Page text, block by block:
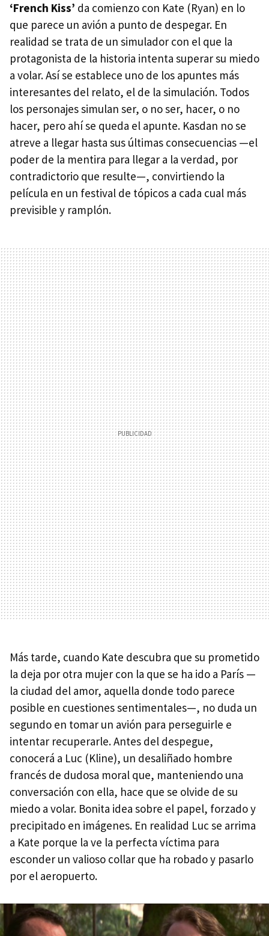
‘French Kiss’ da comienzo con Kate (Ryan) en lo
que parece un avión a punto de despegar. En
realidad se trata de un simulador con el que la
protagonista de la historia intenta superar su miedo
a volar. Así se establece uno de los apuntes más
interesantes del relato, el de la simulación. Todos
los personajes simulan ser, o no ser, hacer, o no
hacer, pero ahí se queda el apunte. Kasdan no se
atreve a llegar hasta sus últimas consecuencias —el
poder de la mentira para llegar a la verdad, por
contradictorio que resulte—, convirtiendo la
película en un festival de tópicos a cada cual más
previsible y ramplón.
Más tarde, cuando Kate descubra que su prometido
la deja por otra mujer con la que se ha ido a París —
la ciudad del amor, aquella donde todo parece
posible en cuestiones sentimentales—, no duda un
segundo en tomar un avión para perseguirle e
intentar recuperarle. Antes del despegue,
conocerá a Luc (Kline), un desaliñado hombre
francés de dudosa moral que, manteniendo una
conversación con ella, hace que se olvide de su
miedo a volar. Bonita idea sobre el papel, forzado y
precipitado en imágenes. En realidad Luc se arrima
a Kate porque la ve la perfecta víctima para
esconder un valioso collar que ha robado y pasarlo
por el aeropuerto.